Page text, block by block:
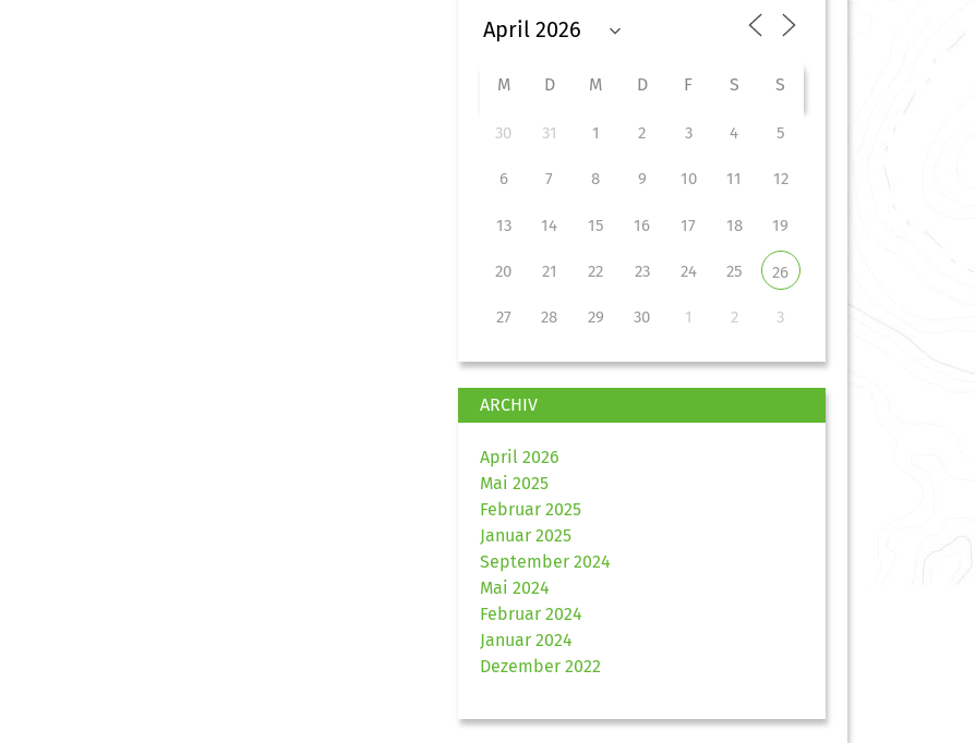
M D M D F S S
30 31 1 2 3 4 5
6 7 8 9 10 11 12
13 14 15 16 17 18 19
20 21 22 23 24 25 26
27 28 29 30 1 2 3
ARCHIV
April 2026
Mai 2025
Februar 2025
Januar 2025
September 2024
Mai 2024
Februar 2024
Januar 2024
Dezember 2022